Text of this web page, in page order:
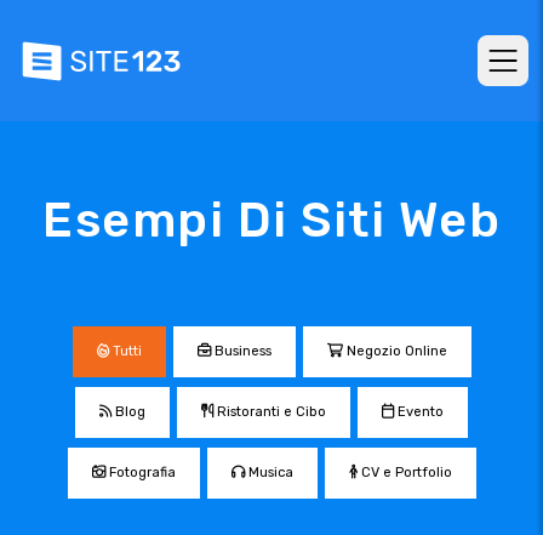
Esempi Di Siti Web
Tutti Business Negozio Online
Blog Ristoranti e Cibo Evento
Fotografia Musica CV e Portfolio